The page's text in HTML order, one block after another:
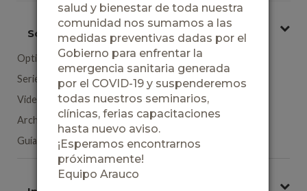
Soluciones
Optimizador de corte
Serie cómo hacer
Videos cómo hacer
Archivos BIM
Guías de Ingeniería
salud y bienestar de toda nuestra
comunidad nos sumamos a las
medidas preventivas dadas por el
Gobierno para enfrentar la
emergencia sanitaria generada
por el COVID-19 y suspenderemos
todas nuestros seminarios,
clínicas, ferias capacitaciones
hasta nuevo aviso.
¡Esperamos encontrarnos
próximamente!
Equipo Arauco